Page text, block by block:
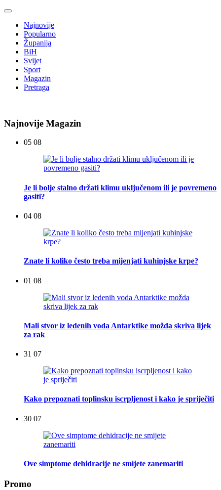
Najnovije
Popularno
Županija
BiH
Svijet
Sport
Magazin
Pretraga
Najnovije Magazin
05 08
Je li bolje stalno držati klimu uključenom ili je povremeno
gasiti?
04 08
Znate li koliko često treba mijenjati kuhinjske krpe?
01 08
Mali stvor iz ledenih voda Antarktike možda skriva lijek
za rak
31 07
Kako prepoznati toplinsku iscrpljenost i kako je spriječiti
30 07
Ove simptome dehidracije ne smijete zanemariti
Promo